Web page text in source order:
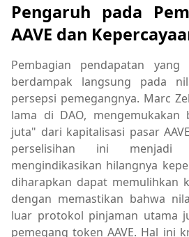
Pengaruh pada
AAVE dan
Pembagian pendapatan yang
berdampak langsung pada
persepsi pemegangnya. Marc
lama di DAO, mengemukakan
juta" dari kapitalisasi pasar
perselisihan ini menjadi
mengindikasikan hilangnya
diharapkan dapat memulihkan
dengan memastikan bahwa
luar protokol pinjaman utama
pemegang token AAVE. Hal ini